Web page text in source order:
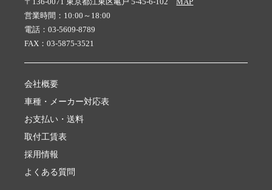
営業時間：10:00～18:00
電話：03-5609-8789
FAX：03-5875-3521
会社概要
車種・メーカー対応表
お支払い・送料
取付工賃表
採用情報
よくある質問